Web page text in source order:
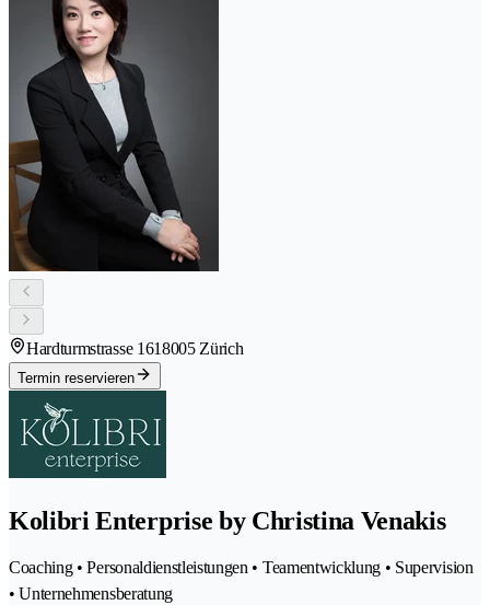
Hardturmstrasse 1618005 Zürich
Termin reservieren
Kolibri Enterprise by Christina Venakis
Coaching • Personaldienstleistungen • Teamentwicklung • Supervision
• Unternehmensberatung